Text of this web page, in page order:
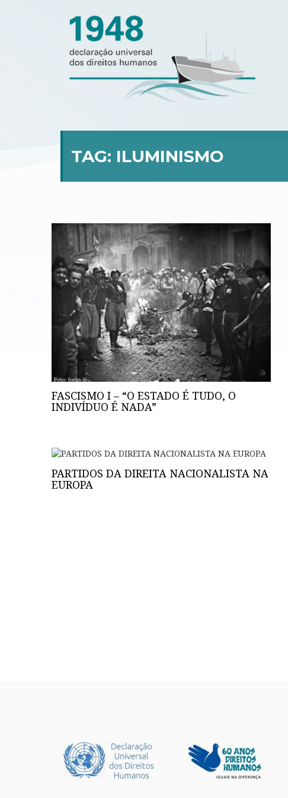
TAG: ILUMINISMO
FASCISMO I – “O ESTADO É TUDO, O
INDIVÍDUO É NADA”
PARTIDOS DA DIREITA NACIONALISTA NA
EUROPA